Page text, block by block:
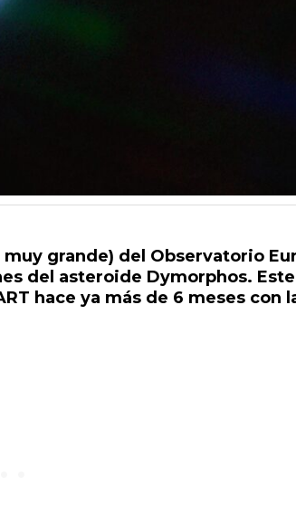
grande) del Observatorio
del asteroide Dymorphos. Este
hace ya más de 6 meses con